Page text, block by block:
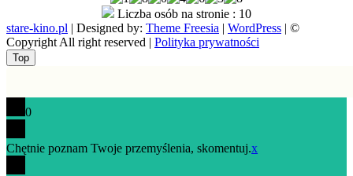
Liczba osób na stronie : 10
stare-kino.pl | Designed by: Theme Freesia | WordPress | ©
Copyright All right reserved | Polityka prywatności
Go
to
Top
0
Chętnie poznam Twoje przemyślenia, skomentuj.x